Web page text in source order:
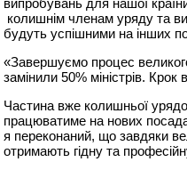
колишнім членам уряду та
будуть успішними на інших
«Завершуємо процес
замінили 50% міністрів.
Частина вже колишньої
працюватиме на нових
я переконаний, що завдяки
отримають гідну та